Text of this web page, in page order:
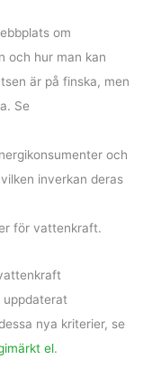
om
och hur man kan
är på finska, men
Se
och
inverkan deras
för vattenkraft.
uppdaterat
nya kriterier, se
el.